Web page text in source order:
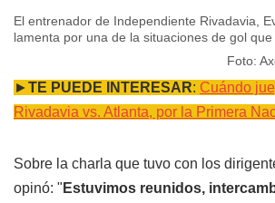
El entrenador de Independiente Rivadavia,
lamenta por una de la situaciones de gol que
Foto:
►TE PUEDE INTERESAR: Cuándo
Rivadavia vs. Atlanta, por la Primera
Sobre la charla que tuvo con los
opinó: " Estuvimos reunidos,